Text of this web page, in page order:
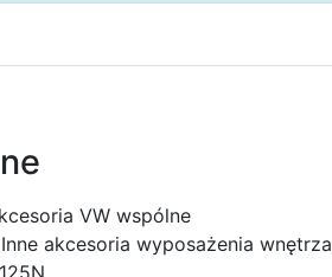
VW wspólne
akcesoria wyposażenia wnętrza